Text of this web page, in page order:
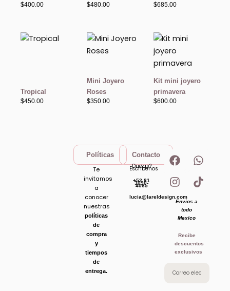
$400.00 $480.00 $685.00
Tropical
$450.00
Mini Joyero
Roses
$350.00
Kit mini joyero
primavera
$600.00
Políticas
Te
invitamos
a
conocer
nuestras
políticas
de
compra
y
tiempos
de
entrega.
Contacto
Dudas?
Escribenos
+52 81
3090-
4065
lucia@lareldesign.com
F
a
c
e
b
o
o
k
W
h
a
t
I
n
s
t
a
g
r
a
m
T
i
k
t
Envios a
todo
Mexico
Recibe
descuentos
exclusivos